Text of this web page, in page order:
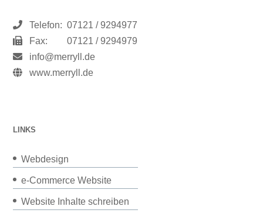
Telefon: 07121 / 9294977
Fax:
07121 / 9294979
info@merryll.de
www.merryll.de
LINKS
Webdesign
e-Commerce Website
Website Inhalte schreiben